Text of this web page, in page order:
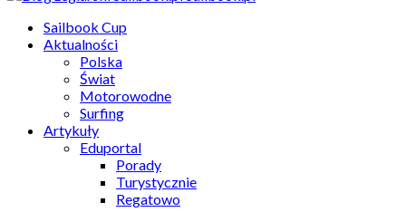
Sailbook Cup
Aktualności
Polska
Świat
Motorowodne
Surfing
Artykuły
Eduportal
Porady
Turystycznie
Regatowo